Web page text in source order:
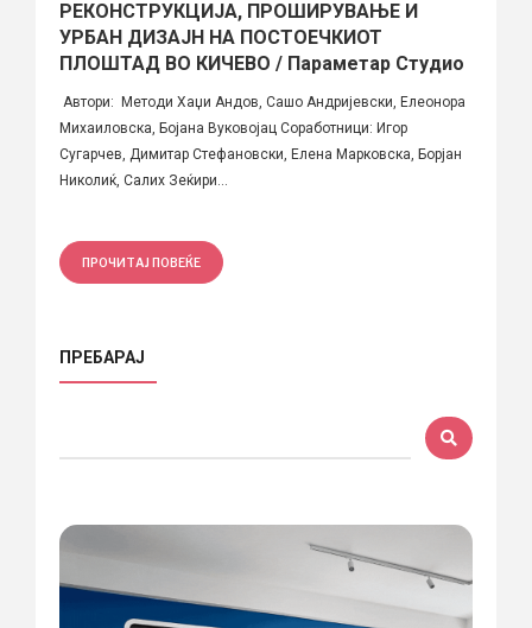
РЕКОНСТРУКЦИЈА, ПРОШИРУВАЊЕ И
УРБАН ДИЗАЈН НА ПОСТОЕЧКИОТ
ПЛОШТАД ВО КИЧЕВО / Параметар Студио
Автори: Методи Хаџи Андов, Сашо Андријевски, Елеонора
Михаиловска, Бојана Вуковојац Соработници: Игор
Сугарчев, Димитар Стефановски, Елена Марковска, Борјан
Николиќ, Салих Зеќири...
ПРОЧИТАЈ ПОВЕЌЕ
ПРЕБАРАЈ